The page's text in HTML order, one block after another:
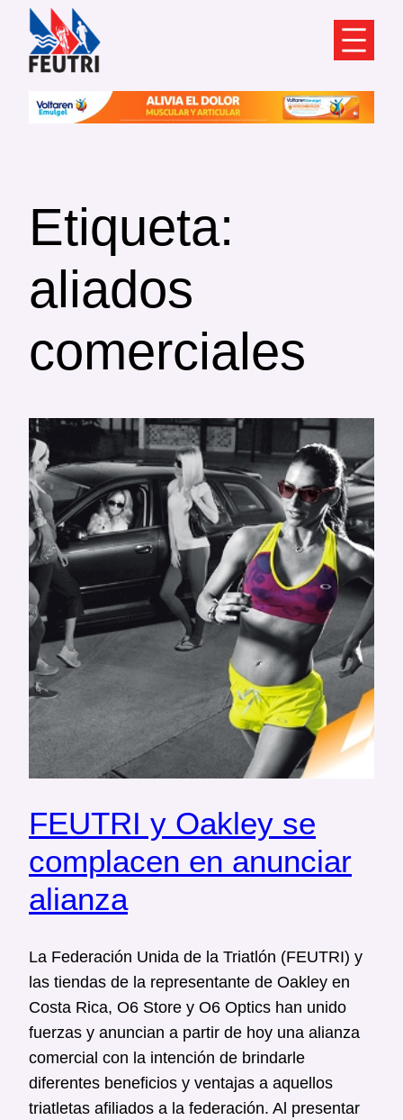
Saltar
contenido
Etiqueta:
aliados
comerciales
FEUTRI y Oakley se
complacen en anunciar
alianza
La Federación Unida de la Triatlón (FEUTRI) y
las tiendas de la representante de Oakley en
Costa Rica, O6 Store y O6 Optics han unido
fuerzas y anuncian a partir de hoy una alianza
comercial con la intención de brindarle
diferentes beneficios y ventajas a aquellos
triatletas afiliados a la federación. Al presentar